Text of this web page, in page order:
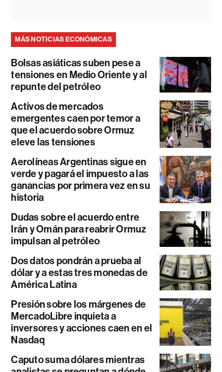
MÁS NOTICIAS ECONÓMICAS
Bolsas asiáticas suben pese a
tensiones en Medio Oriente y al
repunte del petróleo
Activos de mercados
emergentes caen por temor a
que el acuerdo sobre Ormuz
eleve las tensiones
Aerolíneas Argentinas sigue en
verde y pagará el impuesto a las
ganancias por primera vez en su
historia
Dudas sobre el acuerdo entre
Irán y Omán para reabrir Ormuz
impulsan al petróleo
Dos datos pondrán a prueba al
dólar y a estas tres monedas de
América Latina
Presión sobre los márgenes de
MercadoLibre inquieta a
inversores y acciones caen en el
Nasdaq
Caputo suma dólares mientras